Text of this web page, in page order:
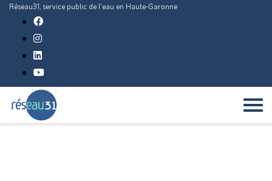
Réseau31, service public de l'eau en Haute-Garonne